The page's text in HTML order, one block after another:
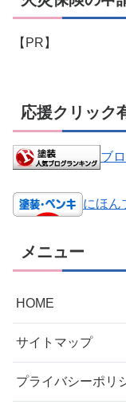
【PR】
応援クリック
ブ
にほん
メニュー
HOME
サイトマップ
プライバシーポリ